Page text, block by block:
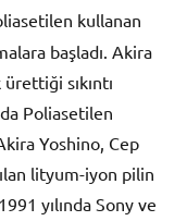
kullanan
başladı. Akira
sıkıntı
Poliasetilen
Yoshino, Cep
lityum-iyon pilin
yılında Sony ve